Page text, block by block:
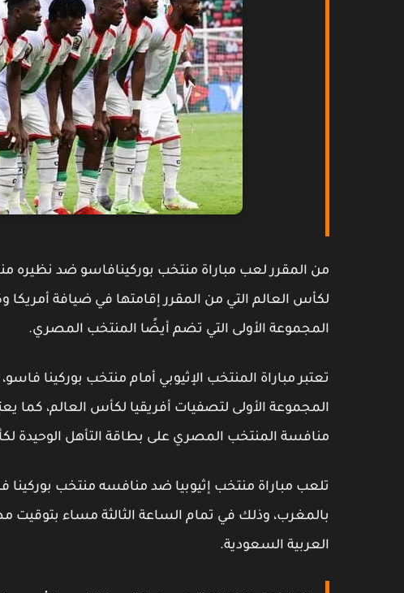
من المقرر لعب مباراة منتخب بوركينافاسو ضد نظيره
لكأس العالم التي من المقرر إقامتها في ضيافة
المجموعة الأولى التي تضم أيضًا المنتخب المصري.
تعتبر مباراة المنتخب الإثيوبي أمام منتخب بوركينا
المجموعة الأولى لتصفيات أفريقيا لكأس العالم، كما
منافسة المنتخب المصري على بطاقة التأهل الوحيدة لكأس
تلعب مباراة منتخب إثيوبيا ضد منافسه منتخب بوركينا
بالمغرب، وذلك في تمام الساعة الثالثة مساء بتوقيت
العربية السعودية.